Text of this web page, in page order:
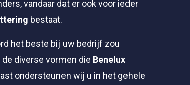
vandaar dat er ook voor ieder
bestaat.
het beste bij uw bedrijf zou
diverse vormen die Benelux
ondersteunen wij u in het gehele